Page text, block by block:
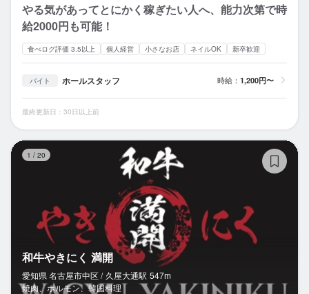
やる気があってとにかく稼ぎたい人へ、能力次第で時
給2000円も可能！
食べログ評価 3.5以上 個人経営 小さなお店 ネイルOK 新卒歓迎
バイト ホールスタッフ 時給： 1,200円〜
最終更新日：30日以上前
1 / 20
和牛やきにく 満開
愛知県 名古屋市中区 / 久屋大通駅 547m
焼肉、ホルモン、韓国料理